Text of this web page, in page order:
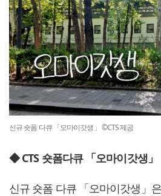
신규 숏폼 다큐 「오마이갓생」 ©CTS 제공
◆ CTS 숏폼다큐 「오마이갓생」
신규 숏폼 다큐 「오마이갓생」